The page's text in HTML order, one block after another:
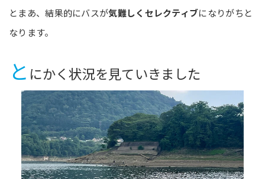
とまあ、結果的にバスが気難しくセレクティブになりがちと
なります。
と にかく状況を見ていきました